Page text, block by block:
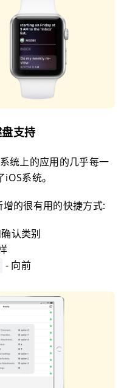
支持
统上的应用的几乎每一
系统。
的很有用的快捷方式:
认类别
- 向前